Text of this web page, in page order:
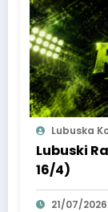
Lubuska
Lubuski
16/4)
21/07/2026